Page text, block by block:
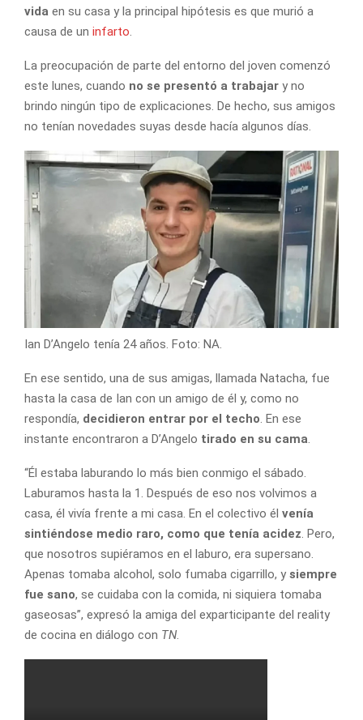
vida en su casa y la principal hipótesis es que murió a
causa de un infarto.
La preocupación de parte del entorno del joven comenzó
este lunes, cuando no se presentó a trabajar y no
brindo ningún tipo de explicaciones. De hecho, sus amigos
no tenían novedades suyas desde hacía algunos días.
Ian D’Angelo tenía 24 años. Foto: NA.
En ese sentido, una de sus amigas, llamada Natacha, fue
hasta la casa de Ian con un amigo de él y, como no
respondía, decidieron entrar por el techo . En ese
instante encontraron a D’Angelo tirado en su cama
“Él estaba laburando lo más bien conmigo el sábado.
Laburamos hasta la 1. Después de eso nos volvimos a
casa, él vivía frente a mi casa. En el colectivo él venía
sintiéndose medio raro, como que tenía acidez . Pero,
que nosotros supiéramos en el laburo, era supersano.
Apenas tomaba alcohol, solo fumaba cigarrillo, y siempre
fue sano, se cuidaba con la comida, ni siquiera tomaba
gaseosas”, expresó la amiga del exparticipante del reality
de cocina en diálogo con TN.